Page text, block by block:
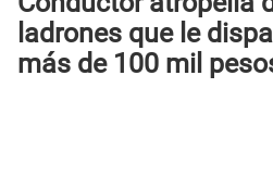
ladrones que le
más de 100 mil